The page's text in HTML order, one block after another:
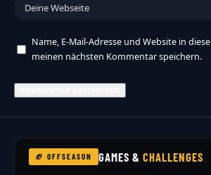
Name, E-Mail-Adresse und Website in
meinen nächsten Kommentar speichern.
🏈 OFFSEASON GAMES &CHALLENGES